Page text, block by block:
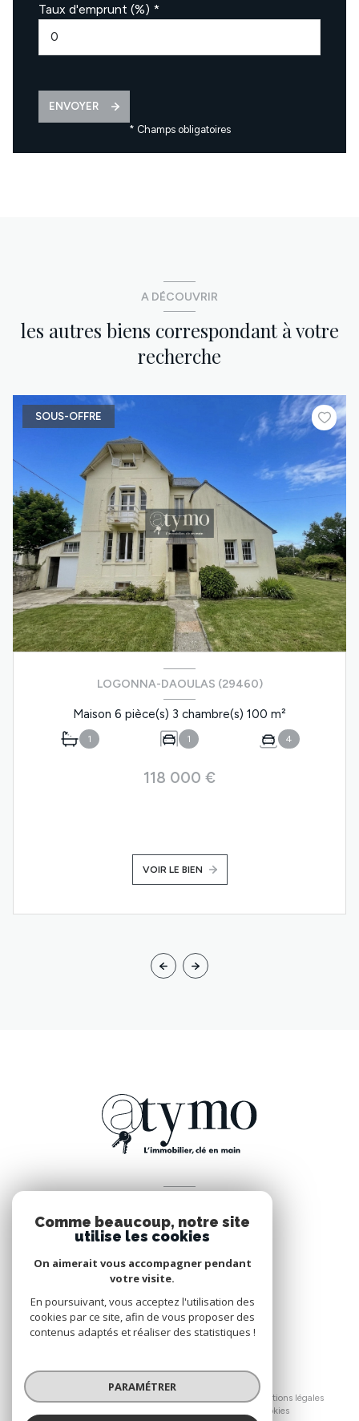
Taux d'emprunt (%) *
ENVOYER
* Champs obligatoires
A DÉCOUVRIR
les autres biens correspondant à votre
recherche
SOUS-OFFRE
LOGONNA-DAOULAS (29460)
Maison 6 pièce(s) 3 chambre(s) 100 m²
1 1 4
118 000 €
VOIR LE BIEN
Espace propriétaire
© 2026 | Tous droits réservés
Mentions légales
Cookies
Comme beaucoup, notre site
utilise les cookies
On aimerait vous accompagner pendant
votre visite.
En poursuivant, vous acceptez l'utilisation des
cookies par ce site, afin de vous proposer des
contenus adaptés et réaliser des statistiques !
PARAMÉTRER